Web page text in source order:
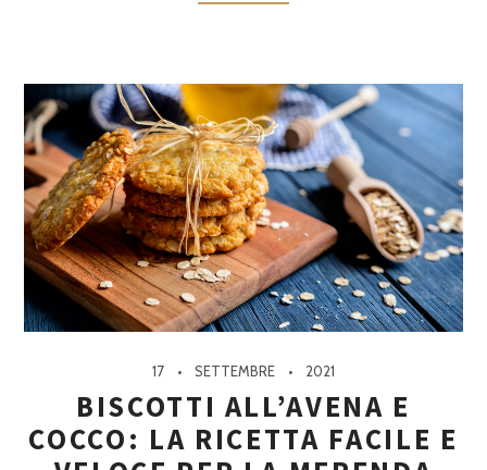
17 SETTEMBRE 2021
BISCOTTI ALL’AVENA E
COCCO: LA RICETTA FACILE E